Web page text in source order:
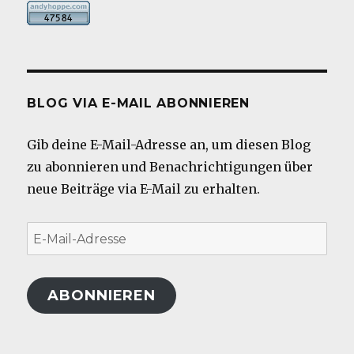
BLOG VIA E-MAIL ABONNIEREN
Gib deine E-Mail-Adresse an, um diesen Blog
zu abonnieren und Benachrichtigungen über
neue Beiträge via E-Mail zu erhalten.
E-
Mail-
Adresse
ABONNIEREN